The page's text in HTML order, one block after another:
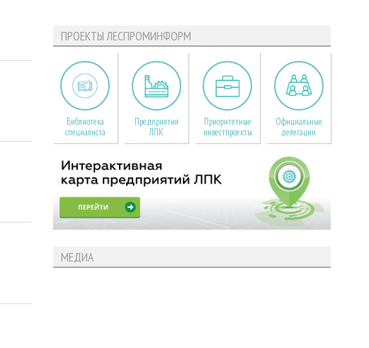
ПРОЕКТЫ ЛЕСПРОМИНФОРМ
Библиотека
специалиста
Предприятия
ЛПК
Приоритетные
инвестпроекты
Официальные
делегации
МЕДИА